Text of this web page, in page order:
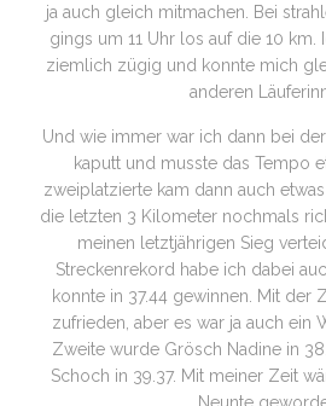
ja auch gleich mitmachen. Bei
gings um 11 Uhr los auf die 10 km.
ziemlich zügig und konnte mich
anderen
Und wie immer war ich dann bei
kaputt und musste das Tempo
zweiplatzierte kam dann auch
die letzten 3 Kilometer nochmals
meinen letztjährigen Sieg
Streckenrekord habe ich dabei
konnte in 37.44 gewinnen. Mit der
zufrieden, aber es war ja auch ein
Zweite wurde Grösch Nadine in
Schoch in 39.37. Mit meiner Zeit